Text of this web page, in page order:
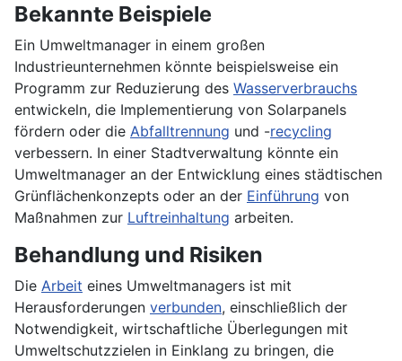
Bekannte Beispiele
Ein Umweltmanager in einem großen
Industrieunternehmen könnte beispielsweise ein
Programm zur Reduzierung des Wasserverbrauchs
entwickeln, die Implementierung von Solarpanels
fördern oder die Abfalltrennung und -recycling
verbessern. In einer Stadtverwaltung könnte ein
Umweltmanager an der Entwicklung eines städtischen
Grünflächenkonzepts oder an der Einführung von
Maßnahmen zur Luftreinhaltung arbeiten.
Behandlung und Risiken
Die Arbeit eines Umweltmanagers ist mit
Herausforderungen verbunden, einschließlich der
Notwendigkeit, wirtschaftliche Überlegungen mit
Umweltschutzzielen in Einklang zu bringen, die